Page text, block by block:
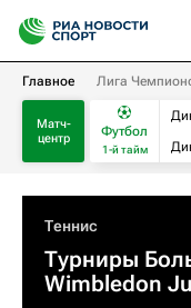
Главное Лига
Матч-
центр
Футбол
1-й тайм
Теннис
Турниры
Wimbledon